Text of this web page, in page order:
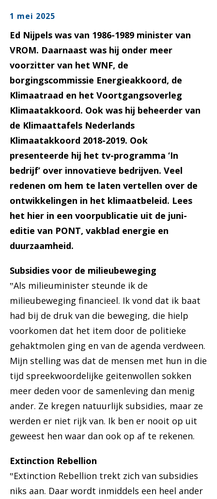
1 mei 2025
Ed Nijpels was van 1986-1989 minister van
VROM. Daarnaast was hij onder meer
voorzitter van het WNF, de
borgingscommissie Energieakkoord, de
Klimaatraad en het Voortgangsoverleg
Klimaatakkoord. Ook was hij beheerder van
de Klimaattafels Nederlands
Klimaatakkoord 2018-2019. Ook
presenteerde hij het tv-programma ‘In
bedrijf’ over innovatieve bedrijven. Veel
redenen om hem te laten vertellen over de
ontwikkelingen in het klimaatbeleid. Lees
het hier in een voorpublicatie uit de juni-
editie van PONT, vakblad energie en
duurzaamheid.
Subsidies voor de milieubeweging
‟Als milieuminister steunde ik de
milieubeweging financieel. Ik vond dat ik baat
had bij de druk van die beweging, die hielp
voorkomen dat het item door de politieke
gehaktmolen ging en van de agenda verdween.
Mijn stelling was dat de mensen met hun in die
tijd spreekwoordelijke geitenwollen sokken
meer deden voor de samenleving dan menig
ander. Ze kregen natuurlijk subsidies, maar ze
werden er niet rijk van. Ik ben er nooit op uit
geweest hen waar dan ook op af te rekenen.
Extinction Rebellion
‟Extinction Rebellion trekt zich van subsidies
niks aan. Daar wordt inmiddels een heel ander